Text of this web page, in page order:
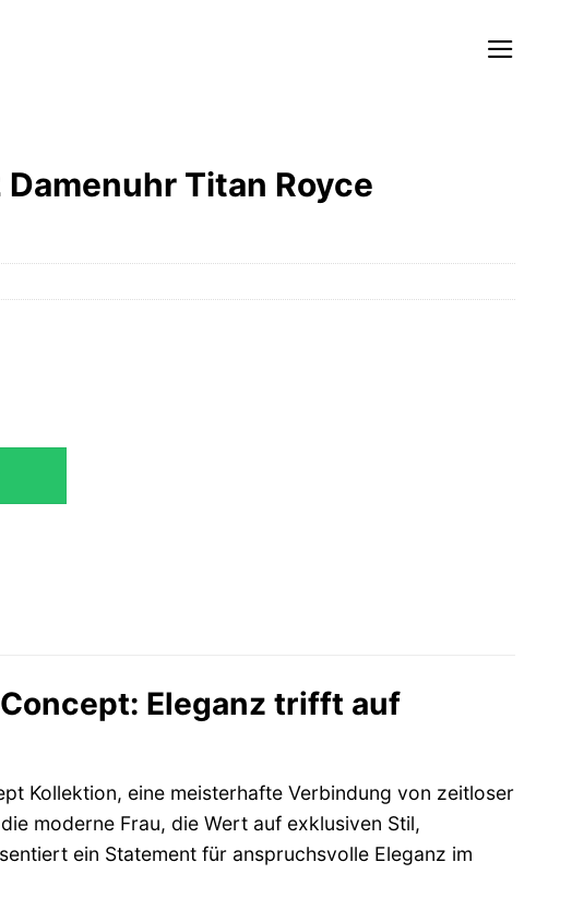
Titan Royce
Eleganz trifft auf
Kollektion, eine meisterhafte Verbindung von zeitloser
moderne Frau, die Wert auf exklusiven Stil,
ein Statement für anspruchsvolle Eleganz im